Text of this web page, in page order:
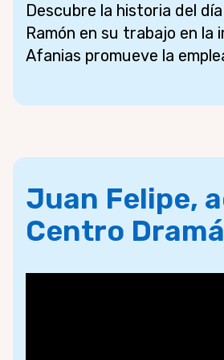
Descubre la historia del
Ramón en su trabajo en la
Afanias promueve la
Juan Felipe,
Centro